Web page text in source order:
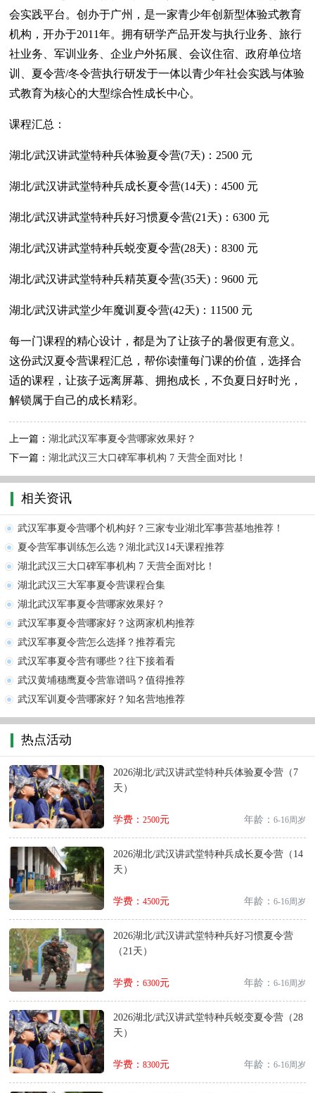
会实践平台。创办于广州，是一家青少年创新型体验式教育
机构，开办于2011年。拥有研学产品开发与执行业务、旅行
社业务、军训业务、企业户外拓展、会议住宿、政府单位培
训、夏令营/冬令营执行研发于一体以青少年社会实践与体验
式教育为核心的大型综合性成长中心。
课程汇总：
湖北/武汉讲武堂特种兵体验夏令营(7天)：2500 元
湖北/武汉讲武堂特种兵成长夏令营(14天)：4500 元
湖北/武汉讲武堂特种兵好习惯夏令营(21天)：6300 元
湖北/武汉讲武堂特种兵蜕变夏令营(28天)：8300 元
湖北/武汉讲武堂特种兵精英夏令营(35天)：9600 元
湖北/武汉讲武堂少年魔训夏令营(42天)：11500 元
每一门课程的精心设计，都是为了让孩子的暑假更有意义。
这份武汉夏令营课程汇总，帮你读懂每门课的价值，选择合
适的课程，让孩子远离屏幕、拥抱成长，不负夏日好时光，
解锁属于自己的成长精彩。
上一篇：湖北武汉军事夏令营哪家效果好？
下一篇：湖北武汉三大口碑军事机构 7 天营全面对比！
相关资讯
武汉军事夏令营哪个机构好？三家专业湖北军事营基地推荐！
夏令营军事训练怎么选？湖北武汉14天课程推荐
湖北武汉三大口碑军事机构 7 天营全面对比！
湖北武汉三大军事夏令营课程合集
湖北武汉军事夏令营哪家效果好？
武汉军事夏令营哪家好？这两家机构推荐
武汉军事夏令营怎么选择？推荐看完
武汉军事夏令营有哪些？往下接着看
武汉黄埔穗鹰夏令营靠谱吗？值得推荐
武汉军训夏令营哪家好？知名营地推荐
热点活动
2026湖北/武汉讲武堂特种兵体验夏令营（7
天）
学费： 2500元 年龄： 6-16周岁
2026湖北/武汉讲武堂特种兵成长夏令营（14
天）
学费： 4500元 年龄： 6-16周岁
2026湖北/武汉讲武堂特种兵好习惯夏令营
（21天）
学费： 6300元 年龄： 6-16周岁
2026湖北/武汉讲武堂特种兵蜕变夏令营（28
天）
学费： 8300元 年龄： 6-16周岁